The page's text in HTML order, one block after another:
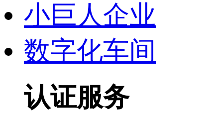
小巨人企业
数字化车间
认证服务